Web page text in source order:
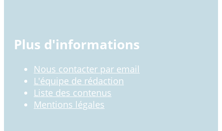
Plus d'informations
Nous contacter par email
L'équipe de rédaction
Liste des contenus
Mentions légales